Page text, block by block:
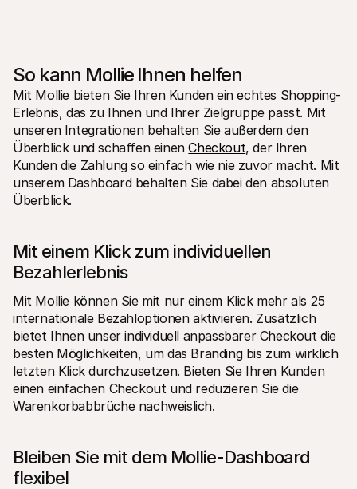
So kann Mollie Ihnen helfen
Mit Mollie bieten Sie Ihren Kunden ein echtes Shopping-
Erlebnis, das zu Ihnen und Ihrer Zielgruppe passt. Mit
unseren Integrationen behalten Sie außerdem den
Überblick und schaffen einen Checkout, der Ihren
Kunden die Zahlung so einfach wie nie zuvor macht. Mit
unserem Dashboard behalten Sie dabei den absoluten
Überblick.
Mit einem Klick zum individuellen
Bezahlerlebnis
Mit Mollie können Sie mit nur einem Klick mehr als 25
internationale Bezahloptionen aktivieren. Zusätzlich
bietet Ihnen unser individuell anpassbarer Checkout die
besten Möglichkeiten, um das Branding bis zum wirklich
letzten Klick durchzusetzen. Bieten Sie Ihren Kunden
einen einfachen Checkout und reduzieren Sie die
Warenkorbabbrüche nachweislich.
Bleiben Sie mit dem Mollie-Dashboard
flexibel